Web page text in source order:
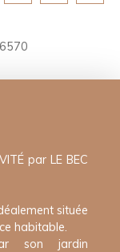
par LE BEC
située
habitable.
son jardin